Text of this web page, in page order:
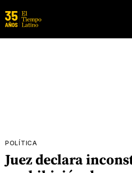
POLÍTICA
Juez declara